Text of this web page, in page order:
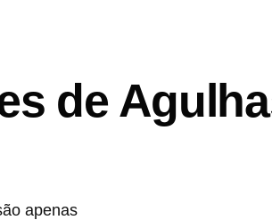
de
apenas